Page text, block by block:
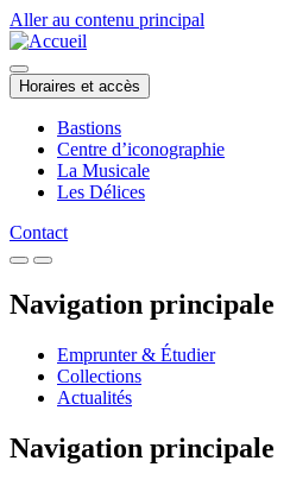
Aller au contenu principal
Horaires et accès
Bastions
Centre d’iconographie
La Musicale
Les Délices
Contact
Navigation principale
Emprunter & Étudier
Collections
Actualités
Navigation principale